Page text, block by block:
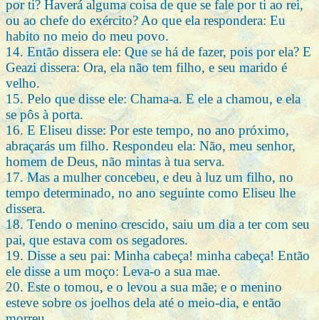
por ti? Haverá alguma coisa de que se fale por ti ao rei,
ou ao chefe do exército? Ao que ela respondera: Eu
habito no meio do meu povo.
14. Então dissera ele: Que se há de fazer, pois por ela? E
Geazi dissera: Ora, ela não tem filho, e seu marido é
velho.
15. Pelo que disse ele: Chama-a. E ele a chamou, e ela
se pôs à porta.
16. E Eliseu disse: Por este tempo, no ano próximo,
abraçarás um filho. Respondeu ela: Não, meu senhor,
homem de Deus, não mintas à tua serva.
17. Mas a mulher concebeu, e deu à luz um filho, no
tempo determinado, no ano seguinte como Eliseu lhe
dissera.
18. Tendo o menino crescido, saiu um dia a ter com seu
pai, que estava com os segadores.
19. Disse a seu pai: Minha cabeça! minha cabeça! Então
ele disse a um moço: Leva-o a sua mae.
20. Este o tomou, e o levou a sua mãe; e o menino
esteve sobre os joelhos dela até o meio-dia, e então